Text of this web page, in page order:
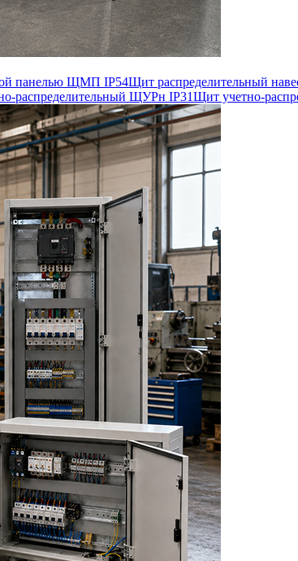
панелью ЩМП IP54Щит распределительный
распределительный ЩУРн IP31Щит учетно-